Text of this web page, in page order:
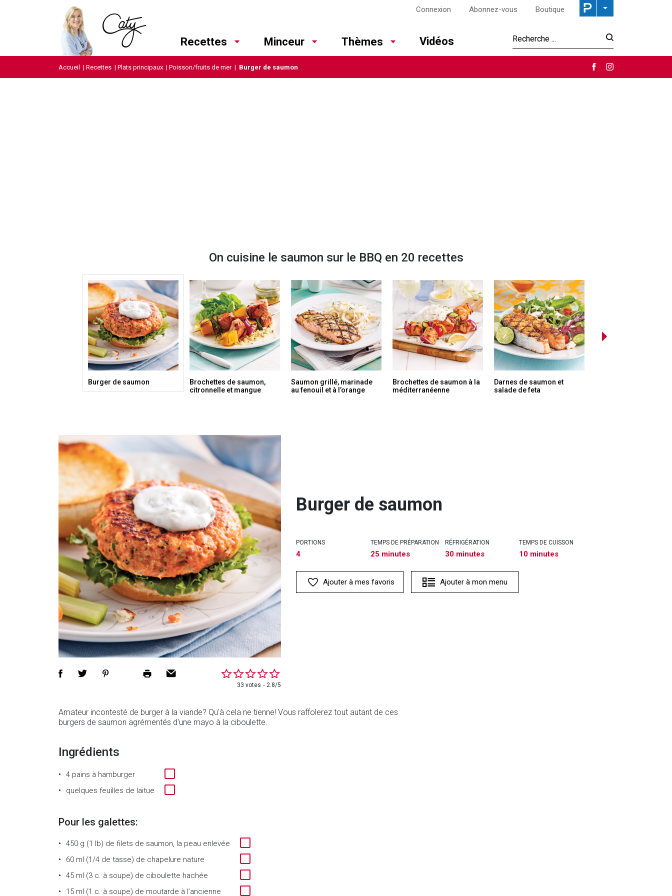
Connexion Abonnez-vous Boutique
Recettes Minceur Thèmes Vidéos
Accueil | Recettes | Plats principaux | Poisson/fruits de mer | Burger de saumon
On cuisine le saumon sur le BBQ en 20 recettes
Burger de saumon
Brochettes de saumon,
citronnelle et mangue
Saumon grillé, marinade
au fenouil et à l’orange
Brochettes de saumon à la
méditerranéenne
Darnes de saumon et
salade de feta
33 votes 2.8/5
Burger de saumon
PORTIONS
4
TEMPS DE PRÉPARATION
25 minutes
RÉFRIGÉRATION
30 minutes
TEMPS DE CUISSON
10 minutes
Ajouter à mes favoris Ajouter à mon menu
Amateur incontesté de burger à la viande? Qu'à cela ne tienne! Vous raffolerez tout autant de ces
burgers de saumon agrémentés d'une mayo à la ciboulette.
Ingrédients
4 pains à hamburger
quelques feuilles de laitue
Pour les galettes:
450 g (1 lb) de filets de saumon, la peau enlevée
60 ml (1/4 de tasse) de chapelure nature
45 ml (3 c. à soupe) de ciboulette hachée
15 ml (1 c. à soupe) de moutarde à l’ancienne